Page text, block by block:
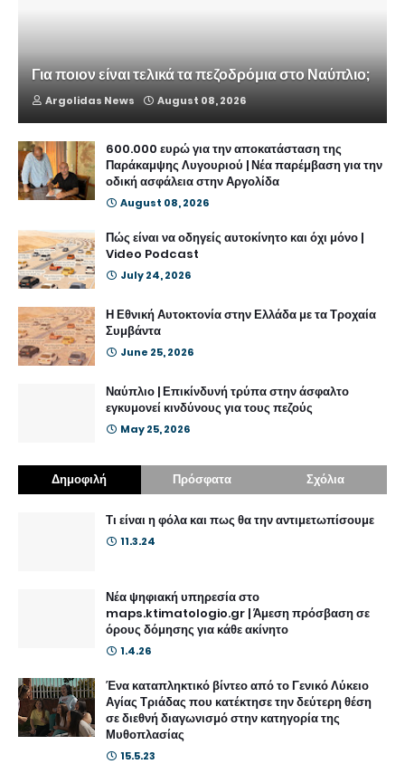
Για ποιον είναι τελικά τα πεζοδρόμια στο Ναύπλιο;
Argolidas News August 08, 2026
600.000 ευρώ για την αποκατάσταση της
Παράκαμψης Λυγουριού | Νέα παρέμβαση για την
οδική ασφάλεια στην Αργολίδα
August 08, 2026
Πώς είναι να οδηγείς αυτοκίνητο και όχι μόνο |
Video Podcast
July 24, 2026
Η Εθνική Αυτοκτονία στην Ελλάδα με τα Τροχαία
Συμβάντα
June 25, 2026
Ναύπλιο | Επικίνδυνή τρύπα στην άσφαλτο
εγκυμονεί κινδύνους για τους πεζούς
May 25, 2026
Δημοφιλή Πρόσφατα Σχόλια
Τι είναι η φόλα και πως θα την αντιμετωπίσουμε
11.3.24
Νέα ψηφιακή υπηρεσία στο
maps.ktimatologio.gr | Άμεση πρόσβαση σε
όρους δόμησης για κάθε ακίνητο
1.4.26
Ένα καταπληκτικό βίντεο από το Γενικό Λύκειο
Αγίας Τριάδας που κατέκτησε την δεύτερη θέση
σε διεθνή διαγωνισμό στην κατηγορία της
Μυθοπλασίας
15.5.23